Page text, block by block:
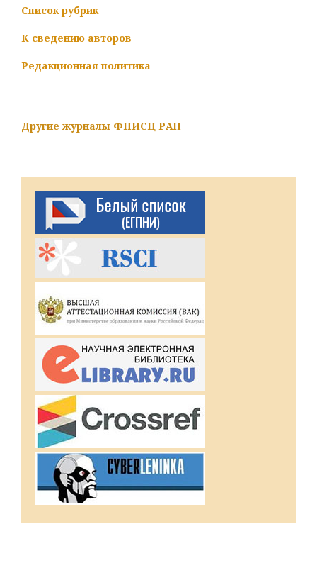
Список рубрик
К сведению авторов
Редакционная политика
Другие журналы ФНИСЦ РАН